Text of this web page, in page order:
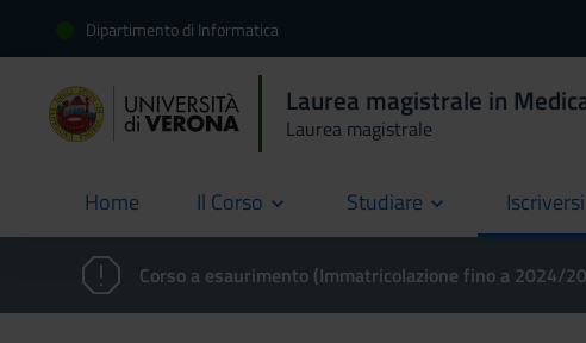
Dipartimento di Informatica
Laurea magistrale in
Laurea magistrale
Home
current Il Corso Studiare Iscriversi
Corso a esaurimento (Immatricolazione fino a 2024/